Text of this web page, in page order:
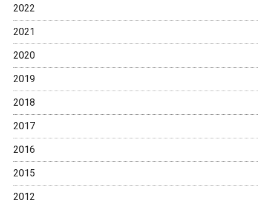
2022
2021
2020
2019
2018
2017
2016
2015
2012